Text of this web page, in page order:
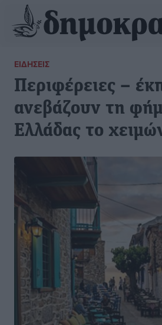
ΕΙΔΉΣΕΙΣ
Περιφέρειες –
ανεβάζουν τη
Ελλάδας το